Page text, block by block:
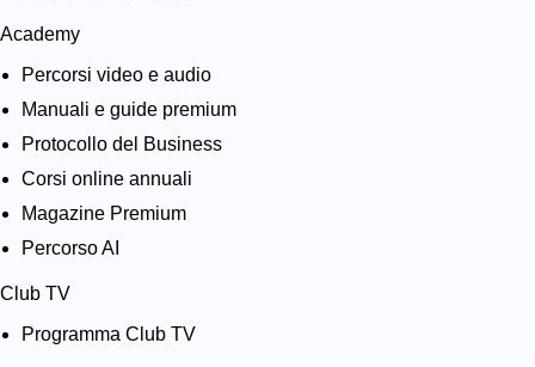
Academy
Percorsi video e audio
Manuali e guide premium
Protocollo del Business
Corsi online annuali
Magazine Premium
Percorso AI
Club TV
Programma Club TV